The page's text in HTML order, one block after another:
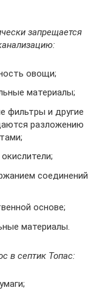
запрещается
овощи;
материалы;
фильтры и другие
разложению
соединений
основе;
материалы.
в септик Топас: